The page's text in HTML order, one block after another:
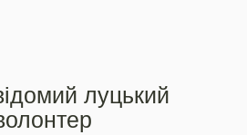
луцький